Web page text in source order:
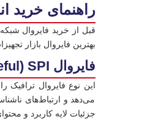
راهنمای خرید
قبل از خرید فایروال
بهترین فایروال بازار
فایروال Stateful) SPI – لایه ۳/۴)
این نوع فایروال
می‌دهد و ارتباط‌های
جزئیات لایه کاربرد و